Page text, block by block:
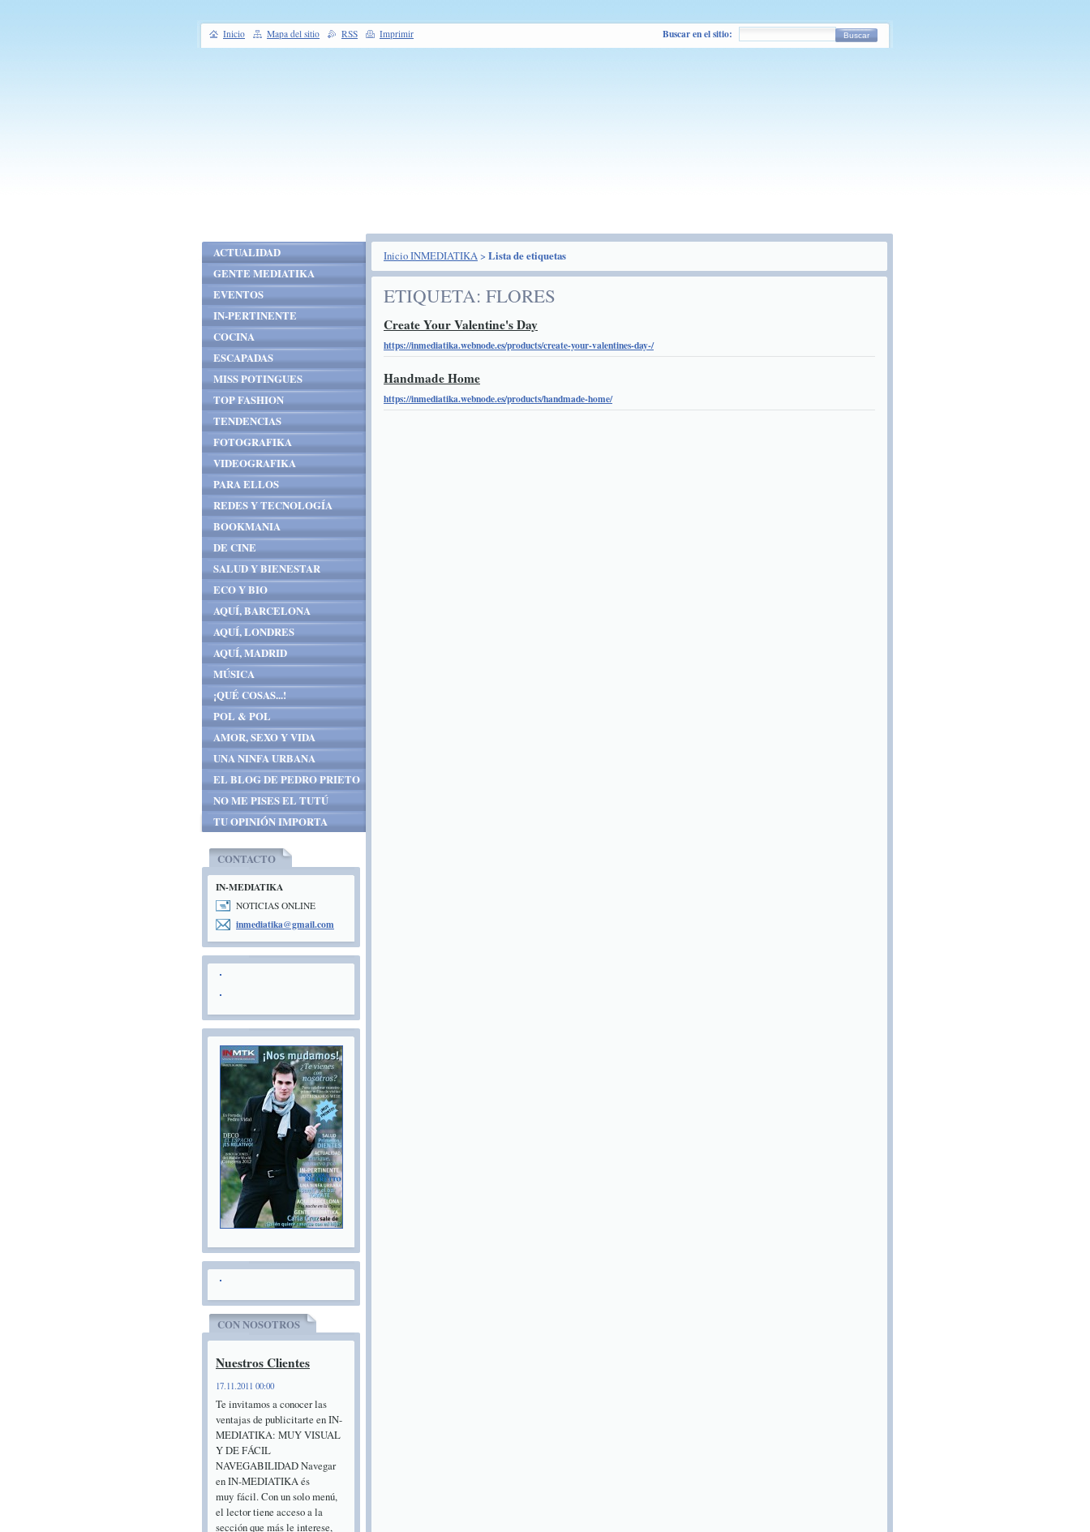
Inicio INMEDIATIKA> Lista de etiquetas
ETIQUETA: FLORES
Create Your Valentine's Day
https://inmediatika.webnode.es/products/create-your-valentines-day-/
Handmade Home
https://inmediatika.webnode.es/products/handmade-home/
ACTUALIDAD
GENTE MEDIATIKA
EVENTOS
IN-PERTINENTE
COCINA
ESCAPADAS
MISS POTINGUES
TOP FASHION
TENDENCIAS
FOTOGRAFIKA
VIDEOGRAFIKA
PARA ELLOS
REDES Y TECNOLOGÍA
BOOKMANIA
DE CINE
SALUD Y BIENESTAR
ECO Y BIO
AQUÍ, BARCELONA
AQUÍ, LONDRES
AQUÍ, MADRID
MÚSICA
¡QUÉ COSAS...!
POL & POL
AMOR, SEXO Y VIDA
UNA NINFA URBANA
EL BLOG DE PEDRO PRIETO
NO ME PISES EL TUTÚ
TU OPINIÓN IMPORTA
CONTACTO
IN-MEDIATIKA
NOTICIAS ONLINE
inmediatika@gmail.com
CON NOSOTROS
Nuestros Clientes
17.11.2011 00:00
Te invitamos a conocer las
ventajas de publicitarte en IN-
MEDIATIKA: MUY VISUAL
Y DE FÁCIL
NAVEGABILIDAD Navegar
en IN-MEDIATIKA és
muy fácil. Con un solo menú,
el lector tiene acceso a la
sección que más le interese,
Inicio Mapa del sitio RSS Imprimir Buscar en el sitio: Buscar